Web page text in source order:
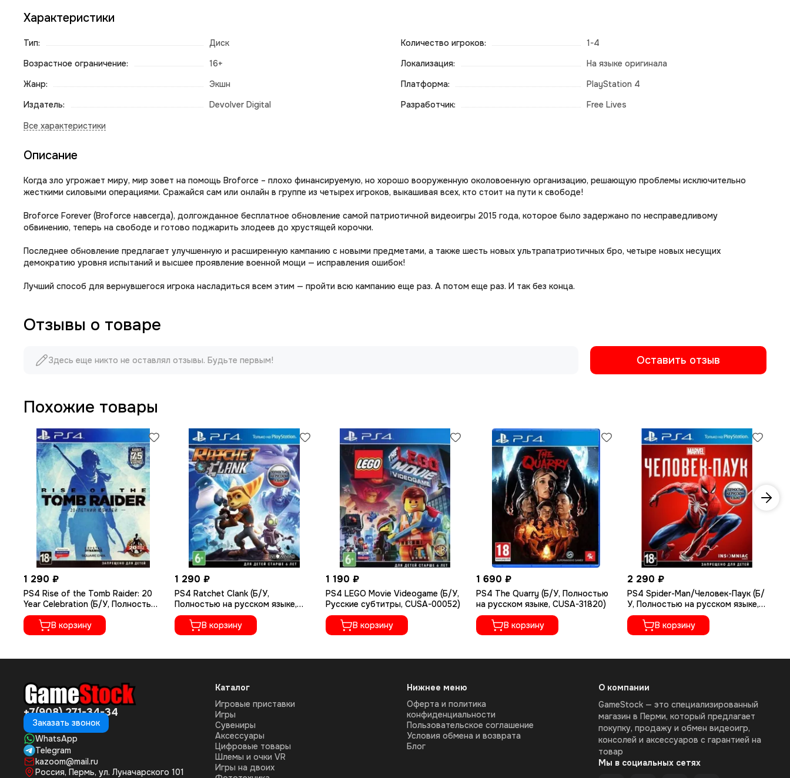
Характеристики
Тип:
Диск
Возрастное ограничение:
16+
Жанр:
Экшн
Издатель:
Devolver Digital
Количество игроков:
1-4
Локализация:
На языке оригинала
Платформа:
PlayStation 4
Разработчик:
Free Lives
Описание
Когда зло угрожает миру, мир зовет на помощь Broforce – плохо финансируемую, но хорошо вооруженную околовоенную организацию, решающую проблемы исключительно
жесткими силовыми операциями. Сражайся сам или онлайн в группе из четырех игроков, выкашивая всех, кто стоит на пути к свободе!
Broforce Forever (Broforce навсегда), долгожданное бесплатное обновление самой патриотичной видеоигры 2015 года, которое было задержано по несправедливому
обвинению, теперь на свободе и готово поджарить злодеев до хрустящей корочки.
Последнее обновление предлагает улучшенную и расширенную кампанию с новыми предметами, а также шесть новых ультрапатриотичных бро, четыре новых несущих
демократию уровня испытаний и высшее проявление военной мощи — исправления ошибок!
Лучший способ для вернувшегося игрока насладиться всем этим — пройти всю кампанию еще раз. А потом еще раз. И так без конца.
Отзывы о товаре
Здесь еще никто не оставлял отзывы. Будьте первым! Оставить отзыв
Похожие товары
1 290 ₽
PS4 Rise of the Tomb Raider: 20
Year Celebration (Б/У, Полностью
на русском языке, CUSA-05716)
В корзину
1 290 ₽
PS4 Ratchet Сlank (Б/У,
Полностью на русском языке,
CUSA-01073)
В корзину
1 190 ₽
PS4 LEGO Movie Videogame (Б/У,
Русские субтитры, CUSA-00052)
В корзину
1 690 ₽
PS4 The Quarry (Б/У, Полностью
на русском языке, CUSA-31820)
В корзину
2 290 ₽
PS4 Spider-Man/Человек-Паук (Б/
У, Полностью на русском языке,
CUSA-11995)
В корзину
+7(908) 271-34-34
Заказать звонок
WhatsApp
Telegram
kazoom@mail.ru
Россия, Пермь, ул. Луначарского 101
Каталог
Игровые приставки
Игры
Сувениры
Аксессуары
Цифровые товары
Шлемы и очки VR
Игры на двоих
Нижнее меню
Оферта и политика
конфиденциальности
Пользовательское соглашение
Условия обмена и возврата
Блог
О компании
GameStock — это специализированный
магазин в Перми, который предлагает
покупку, продажу и обмен видеоигр,
консолей и аксессуаров с гарантией на
товар
Мы в социальных сетях